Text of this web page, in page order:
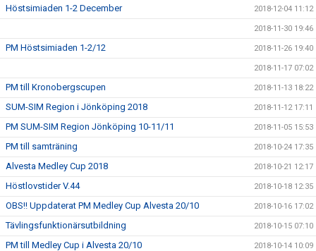
Höstsimiaden 1-2 December 2018-12-04 11:12
2018-11-30 19:46
PM Höstsimiaden 1-2/12 2018-11-26 19:40
2018-11-17 07:02
PM till Kronobergscupen 2018-11-13 18:22
SUM-SIM Region i Jönköping 2018 2018-11-12 17:11
PM SUM-SIM Region Jönköping 10-11/11 2018-11-05 15:53
PM till samträning 2018-10-24 17:35
Alvesta Medley Cup 2018 2018-10-21 12:17
Höstlovstider V.44 2018-10-18 12:35
OBS!! Uppdaterat PM Medley Cup Alvesta 20/10 2018-10-16 17:02
Tävlingsfunktionärsutbildning 2018-10-15 07:10
PM till Medley Cup i Alvesta 20/10 2018-10-14 10:09